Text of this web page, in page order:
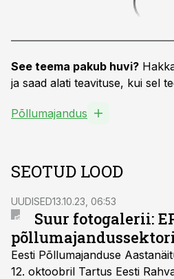
See teema pakub huvi?
ja saad alati teavituse, kui sel
Põllumajandus
SEOTUD LOOD
UUDISED13.10.23, 06:53
Suur fotogalerii:
Eesti Põllumajanduse
12. oktoobril Tartus Eesti